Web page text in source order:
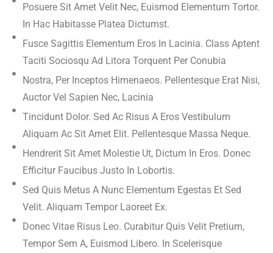
Posuere Sit Amet Velit Nec, Euismod Elementum Tortor.
In Hac Habitasse Platea Dictumst.
Fusce Sagittis Elementum Eros In Lacinia. Class Aptent
Taciti Sociosqu Ad Litora Torquent Per Conubia
Nostra, Per Inceptos Himenaeos. Pellentesque Erat Nisi,
Auctor Vel Sapien Nec, Lacinia
Tincidunt Dolor. Sed Ac Risus A Eros Vestibulum
Aliquam Ac Sit Amet Elit. Pellentesque Massa Neque.
Hendrerit Sit Amet Molestie Ut, Dictum In Eros. Donec
Efficitur Faucibus Justo In Lobortis.
Sed Quis Metus A Nunc Elementum Egestas Et Sed
Velit. Aliquam Tempor Laoreet Ex.
Donec Vitae Risus Leo. Curabitur Quis Velit Pretium,
Tempor Sem A, Euismod Libero. In Scelerisque